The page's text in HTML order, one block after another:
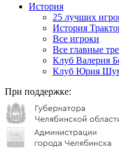
История
25 лучших
История
Все игроки
Все главные
Клуб Валерия
Клуб Юрия
При поддержке: